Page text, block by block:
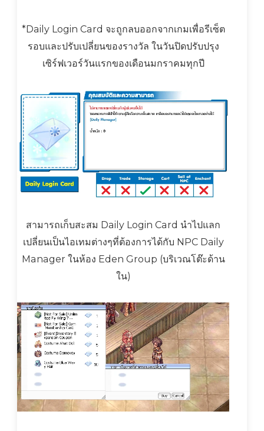
*Daily Login Card จะถูกลบออกจากเกมเพื่อรีเซ็ต
รอบและปรับเปลี่ยนของรางวัล ในวันปิดปรับปรุง
เซิร์ฟเวอร์วันแรกของเดือนมกราคมทุกปี
สามารถเก็บสะสม Daily Login Card นำไปแลก
เปลี่ยนเป็นไอเทมต่างๆที่ต้องการได้กับ NPC Daily
Manager ในห้อง Eden Group (บริเวณโต๊ะด้าน
ใน)